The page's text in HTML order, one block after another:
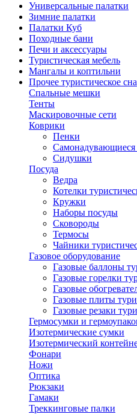
Универсальные палатки
Зимние палатки
Палатки Куб
Походные бани
Печи и аксессуары
Туристическая мебель
Мангалы и коптильни
Прочее туристическое
Спальные мешки
Тенты
Маскировочные сети
Коврики
Пенки
Самонадувающиеся
Сидушки
Посуда
Ведра
Котелки
Кружки
Наборы посуды
Сковороды
Термосы
Чайники
Газовое оборудование
Газовые баллоны
Газовые горелки
Газовые
Газовые плиты
Газовые резаки
Гермосумки и
Изотермические сумки
Изотермический
Фонари
Ножи
Оптика
Рюкзаки
Гамаки
Треккинговые палки